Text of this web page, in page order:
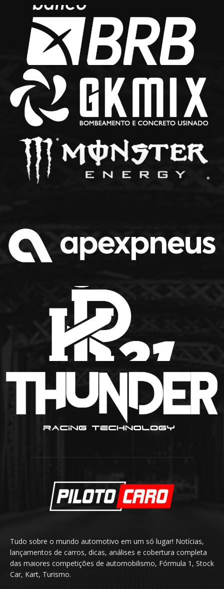
Tudo sobre o mundo automotivo em um só lugar! Notícias,
lançamentos de carros, dicas, análises e cobertura completa
das maiores competições de automobilismo, Fórmula 1, Stock
Car, Kart, Turismo.